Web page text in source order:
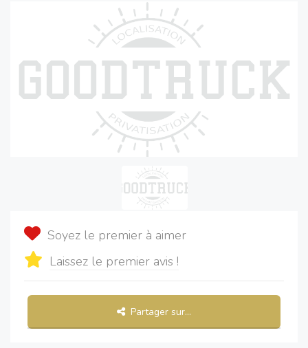
Soyez le premier à aimer
Laissez le premier avis !
Partager sur...